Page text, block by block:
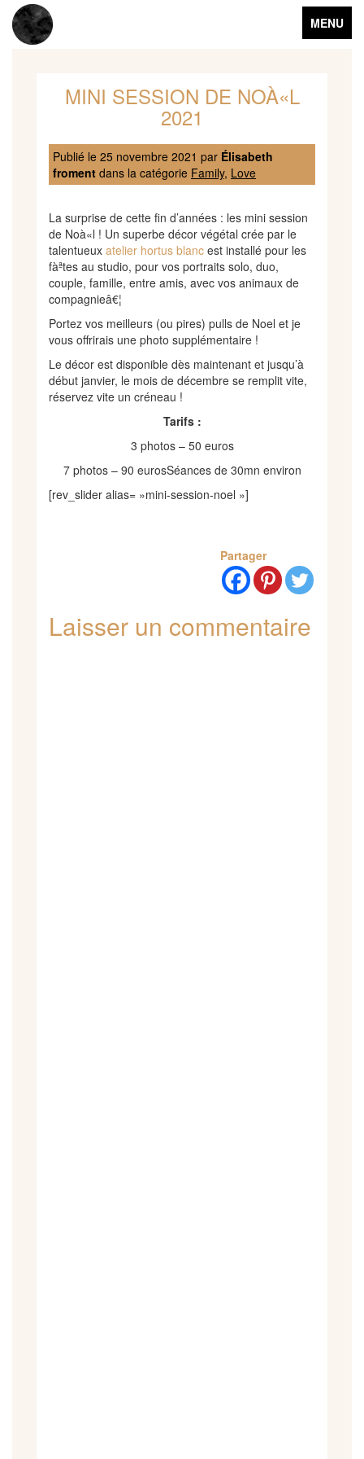
Toggle
navigation
MENU
MINI SESSION DE NOÀ«L
2021
Publié le 25 novembre 2021 par Élisabeth
froment dans la catégorie Family, Love
La surprise de cette fin d’années : les mini session
de Noà«l ! Un superbe décor végétal crée par le
talentueux atelier hortus blanc est installé pour les
fàªtes au studio, pour vos portraits solo, duo,
couple, famille, entre amis, avec vos animaux de
compagnieâ€¦
Portez vos meilleurs (ou pires) pulls de Noel et je
vous offrirais une photo supplémentaire !
Le décor est disponible dès maintenant et jusqu’à
début janvier, le mois de décembre se remplit vite,
réservez vite un créneau !
Tarifs :
3 photos – 50 euros
7 photos – 90 eurosSéances de 30mn environ
[rev_slider alias= »mini-session-noel »]
Partager
Laisser un commentaire